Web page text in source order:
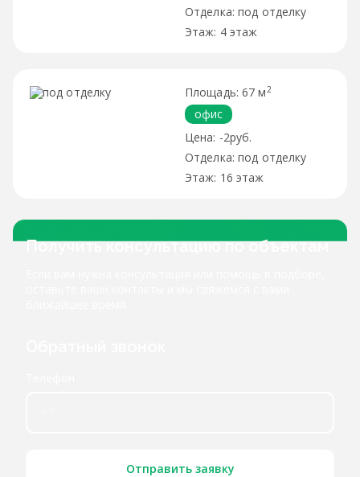
под отделку
4 этаж
67 м 2
офис
-2руб.
под отделку
16 этаж
Получить консультацию по объектам
Отправить заявку